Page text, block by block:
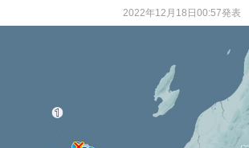
2022年12月18日00:57発表